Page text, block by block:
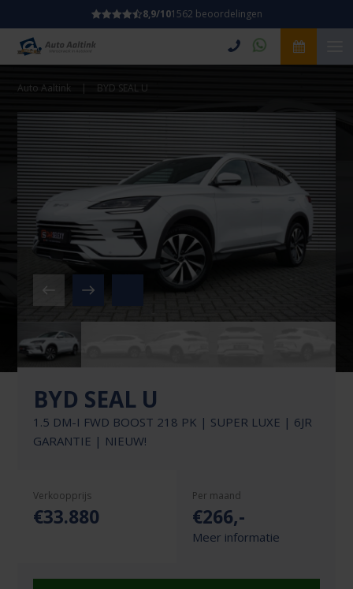
8,9/101562 beoordelingen
Auto Aaltink | BYD SEAL U
BYD SEAL U
1.5 DM-I FWD BOOST 218 PK | SUPER LUXE | 6JR
GARANTIE | NIEUW!
Verkoopprijs
€33.880
Per maand
€266,-
Meer informatie